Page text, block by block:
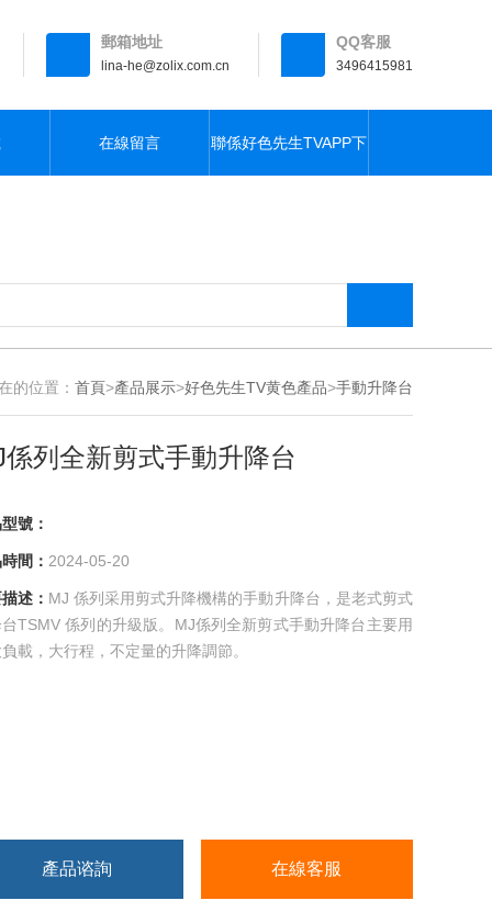
郵箱地址
lina-he@zolix.com.cn
QQ客服
3496415981
在線留言 聯係好色先生TVAPP下
的位置： 首頁>產品展示>好色先生TV黄色產品>手動升降台
係列全新剪式手動升降台
號：
間： 2024-05-20
述： MJ 係列采用剪式升降機構的手動升降台，是老式剪式
TSMV 係列的升級版。MJ係列全新剪式手動升降台主要用
載，大行程，不定量的升降調節。
產品谘詢 在線客服